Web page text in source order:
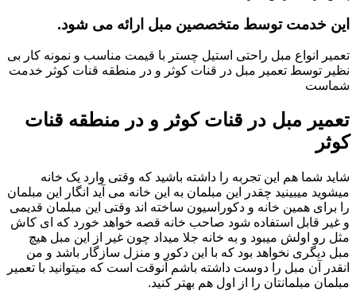
این خدمت توسط متخصصین مبل ارائه می شود.
تعمیر انواع مبل راحتی استیل چستر با قیمت مناسب و نمونه کار بی
نظیر توسط تعمیر مبل در قنات کوثر و در منطقه قنات کوثر خدمت
شماست
تعمیر مبل در قنات کوثر و در منطقه قنات
کوثر
شاید شما هم این تجربه را داشته باشید که وقتی وارد یک خانه
میشوید میبینید چقدر این مبلمان به این خانه می آید انگار این مبلمان
را برای همین خانه و دکوراسیون ساخته اند وقتی این مبلمان قدیمی
و غیر قابل استفاده شود صاحب خانه قصه خواهد خورد که ای کاش
مثل رو اولش میبود و به خانه جلا میداد چون غیر از این مبل هیچ
مبل دیگری نخواهد بود که با این دکور و منزل سازگار باشد و من
انقدر آن مبل را دوست داشته باشم آنوقت است که میتوانید با تعمیر
مبلمان مبلمانتان را از اول هم بهتر کنید.